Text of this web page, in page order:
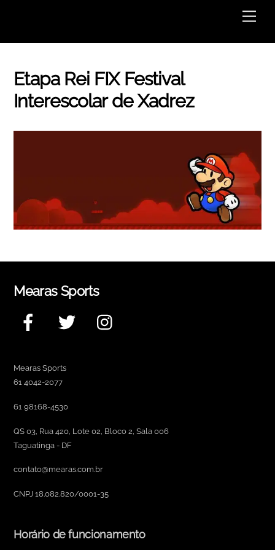
Etapa Rei FIX Festival
Interescolar de Xadrez
Mearas Sports
Facebook Twitter
Mearas Sports
61 4042-2077
61 98168-4530
QS 03, Rua 420, Lote 02, Bloco 2, Sala 006
Taguatinga - DF
contato@mearas.com.br
CNPJ 18.082.820/0001-35
Horário de funcionamento